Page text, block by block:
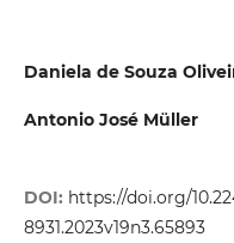
Daniela de Souza
Antonio José Müller
DOI: https://doi.org/
8931.2023v19n3.65893